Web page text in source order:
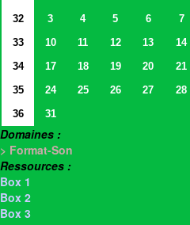
32
3 4 5 6 7
33
10 11 12 13 14
34
17 18 19 20 21
35
24 25 26 27 28
36
31
Domaines :
> Format-Son
Ressources :
Box 1
Box 2
Box 3